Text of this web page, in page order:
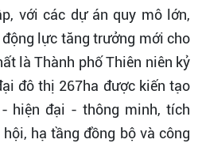
với các dự án quy mô lớn,
lực tăng trưởng mới cho
là Thành phố Thiên niên kỷ
đô thị 267ha được kiến tạo
hiện đại - thông minh, tích
hạ tầng đồng bộ và công